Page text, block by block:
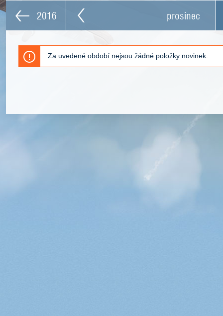
2016 prosinec
Za uvedené období nejsou žádné položky novinek.